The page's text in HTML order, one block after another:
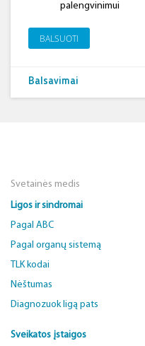
palengvinimui
BALSUOTI
Balsavimai
Svetainės medis
Ligos ir sindromai
Pagal ABC
Pagal organų sistemą
TLK kodai
Nėštumas
Diagnozuok ligą pats
Sveikatos įstaigos